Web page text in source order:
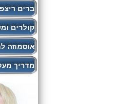
ברים
קולרים
אוסמוזה
מדריך